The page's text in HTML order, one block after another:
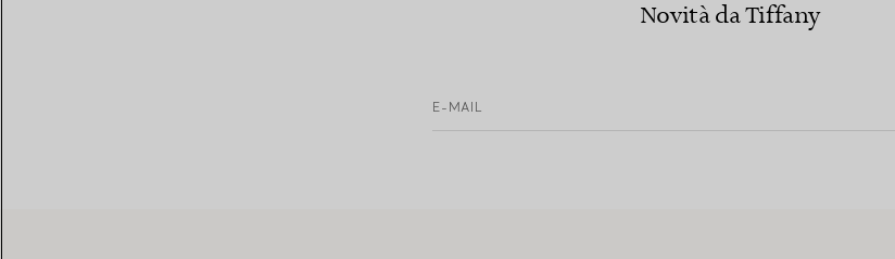
Novità da Tiffany
E-MAIL